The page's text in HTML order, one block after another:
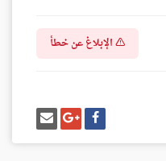
الإبلاغ عن خطأ
شارك
على
فيسبوك
شارك
على
غوغل
بلس
إرسل
إيميل